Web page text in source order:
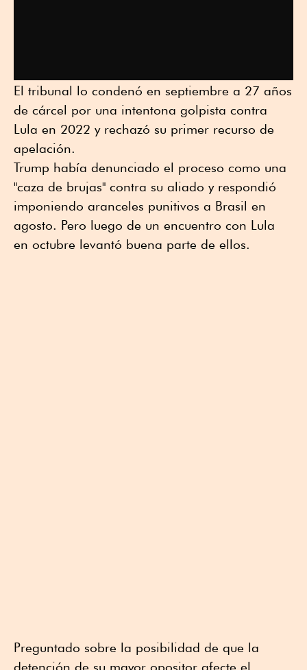
El tribunal lo condenó en septiembre a 27 años
de cárcel por una intentona golpista contra
Lula en 2022 y rechazó su primer recurso de
apelación.
Trump había denunciado el proceso como una
"caza de brujas" contra su aliado y respondió
imponiendo aranceles punitivos a Brasil en
agosto. Pero luego de un encuentro con Lula
en octubre levantó buena parte de ellos.
Preguntado sobre la posibilidad de que la
detención de su mayor opositor afecte el